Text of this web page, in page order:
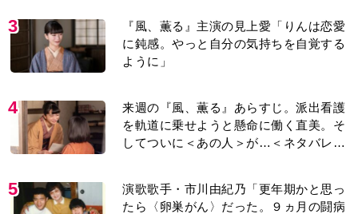
3
『風、薫る』主演の見上愛「りんは恋愛
に鈍感。やっと自分の気持ちを自覚する
ように」
4
来週の『風、薫る』あらすじ。派出看護
を軌道に乗せようと懸命に働く直美。そ
してついに＜あの人＞が…＜ネタバレあ
5
演歌歌手・市川由紀乃「更年期かと思っ
たら〈卵巣がん〉だった。９ヵ月の闘病